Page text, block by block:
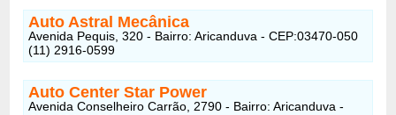
Auto Astral Mecânica
Avenida Pequis, 320 - Bairro: Aricanduva - CEP:03470-050
(11) 2916-0599
Auto Center Star Power
Avenida Conselheiro Carrão, 2790 - Bairro: Aricanduva -